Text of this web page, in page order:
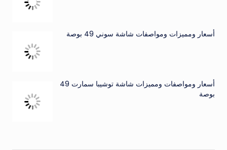
أسعار ومميزات ومواصفات شاشة سوني 49 بوصة
أسعار ومواصفات ومميزات شاشة توشيبا سمارت 49
بوصة